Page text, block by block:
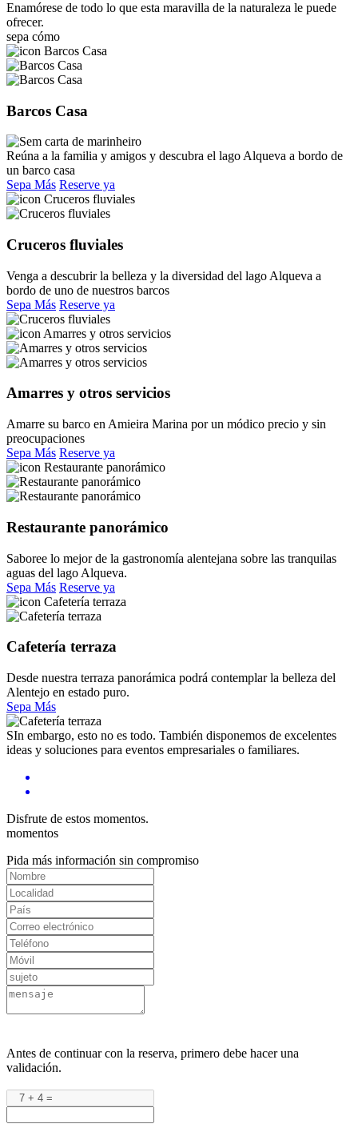
Enamórese de todo lo que esta maravilla de la naturaleza le puede
ofrecer.
sepa cómo
Barcos Casa
Reúna a la familia y amigos y descubra el lago Alqueva a bordo de
un barco casa
Sepa Más Reserve ya
Cruceros fluviales
Venga a descubrir la belleza y la diversidad del lago Alqueva a
bordo de uno de nuestros barcos
Sepa Más Reserve ya
Amarres y otros servicios
Amarre su barco en Amieira Marina por un módico precio y sin
preocupaciones
Sepa Más Reserve ya
Restaurante panorámico
Saboree lo mejor de la gastronomía alentejana sobre las tranquilas
aguas del lago Alqueva.
Sepa Más Reserve ya
Cafetería terraza
Desde nuestra terraza panorámica podrá contemplar la belleza del
Alentejo en estado puro.
Sepa Más
SIn embargo, esto no es todo. También disponemos de excelentes
ideas y soluciones para eventos empresariales o familiares.
Disfrute de estos momentos.
momentos
Pida más información sin compromiso
Antes de continuar con la reserva, primero debe hacer una
validación.